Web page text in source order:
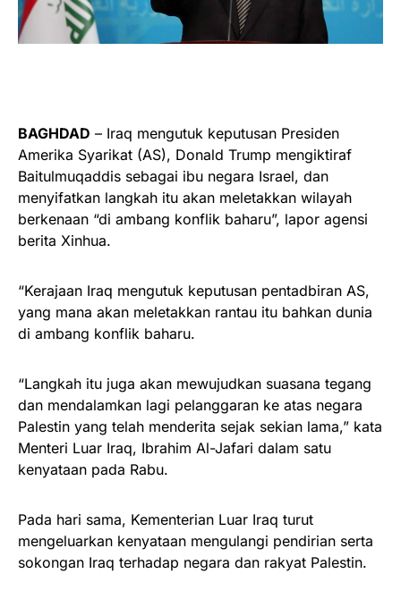
BAGHDAD – Iraq mengutuk keputusan Presiden
Amerika Syarikat (AS), Donald Trump mengiktiraf
Baitulmuqaddis sebagai ibu negara Israel, dan
menyifatkan langkah itu akan meletakkan wilayah
berkenaan “di ambang konflik baharu”, lapor agensi
berita Xinhua.
“Kerajaan Iraq mengutuk keputusan pentadbiran AS,
yang mana akan meletakkan rantau itu bahkan dunia
di ambang konflik baharu.
“Langkah itu juga akan mewujudkan suasana tegang
dan mendalamkan lagi pelanggaran ke atas negara
Palestin yang telah menderita sejak sekian lama,” kata
Menteri Luar Iraq, Ibrahim Al-Jafari dalam satu
kenyataan pada Rabu.
Pada hari sama, Kementerian Luar Iraq turut
mengeluarkan kenyataan mengulangi pendirian serta
sokongan Iraq terhadap negara dan rakyat Palestin.